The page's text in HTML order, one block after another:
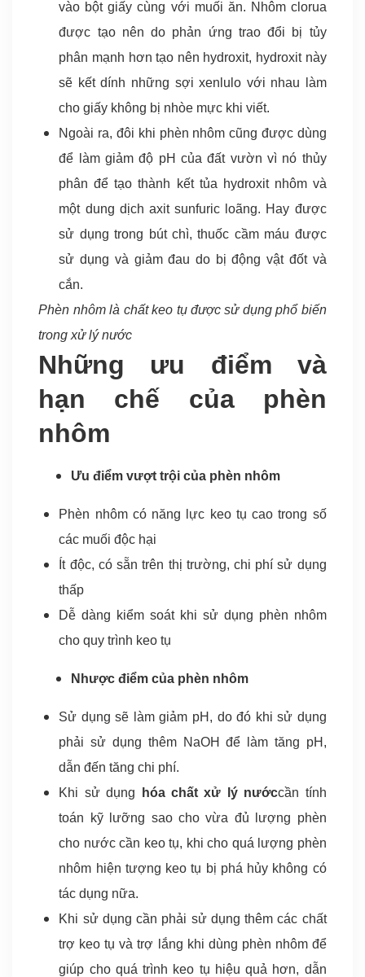
vào bột giấy cùng với muối ăn. Nhôm clorua
được tạo nên do phản ứng trao đổi bị tủy
phân mạnh hơn tạo nên hydroxit, hydroxit này
sẽ kết dính những sợi xenlulo với nhau làm
cho giấy không bị nhòe mực khi viết.
Ngoài ra, đôi khi phèn nhôm cũng được dùng
để làm giảm độ pH của đất vườn vì nó thủy
phân để tạo thành kết tủa hydroxit nhôm và
một dung dịch axit sunfuric loãng. Hay được
sử dụng trong bút chì, thuốc cầm máu được
sử dụng và giảm đau do bị động vật đốt và
cắn.
Phèn nhôm là chất keo tụ được sử dụng phổ biến
trong xử lý nước
Những ưu điểm và
hạn chế của phèn
nhôm
Ưu điểm vượt trội của phèn nhôm
Phèn nhôm có năng lực keo tụ cao trong số
các muối độc hại
Ít độc, có sẵn trên thị trường, chi phí sử dụng
thấp
Dễ dàng kiểm soát khi sử dụng phèn nhôm
cho quy trình keo tụ
Nhược điểm của phèn nhôm
Sử dụng sẽ làm giảm pH, do đó khi sử dụng
phải sử dụng thêm NaOH để làm tăng pH,
dẫn đến tăng chi phí.
Khi sử dụng
hóa chất xử lý nướccần tính
toán kỹ lưỡng sao cho vừa đủ lượng phèn
cho nước cần keo tụ, khi cho quá lượng phèn
nhôm hiện tượng keo tụ bị phá hủy không có
tác dụng nữa.
Khi sử dụng cần phải sử dụng thêm các chất
trợ keo tụ và trợ lắng khi dùng phèn nhôm để
giúp cho quá trình keo tụ hiệu quả hơn, dẫn